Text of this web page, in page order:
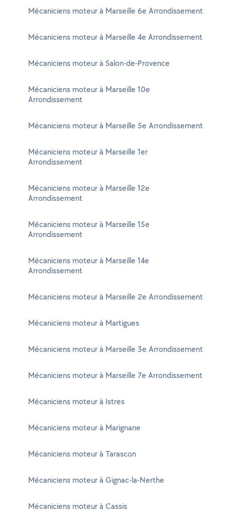
Mécaniciens moteur à Marseille 6e Arrondissement
Mécaniciens moteur à Marseille 4e Arrondissement
Mécaniciens moteur à Salon-de-Provence
Mécaniciens moteur à Marseille 10e
Arrondissement
Mécaniciens moteur à Marseille 5e Arrondissement
Mécaniciens moteur à Marseille 1er
Arrondissement
Mécaniciens moteur à Marseille 12e
Arrondissement
Mécaniciens moteur à Marseille 15e
Arrondissement
Mécaniciens moteur à Marseille 14e
Arrondissement
Mécaniciens moteur à Marseille 2e Arrondissement
Mécaniciens moteur à Martigues
Mécaniciens moteur à Marseille 3e Arrondissement
Mécaniciens moteur à Marseille 7e Arrondissement
Mécaniciens moteur à Istres
Mécaniciens moteur à Marignane
Mécaniciens moteur à Tarascon
Mécaniciens moteur à Gignac-la-Nerthe
Mécaniciens moteur à Cassis